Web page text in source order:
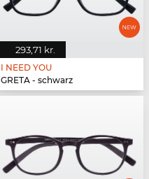
293,71 kr.
I NEED YOU
GRETA - schwarz